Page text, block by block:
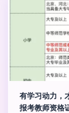
有学习动力，
报考教师资格